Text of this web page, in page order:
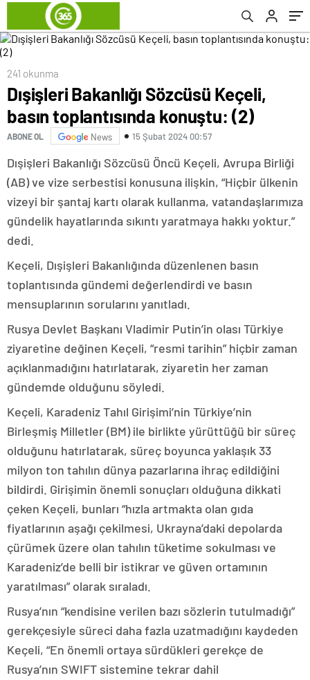
241 okunma
Dışişleri Bakanlığı Sözcüsü Keçeli,
basın toplantısında konuştu: (2)
ABONE OL News 15 Şubat 2024 00:57
Dışişleri Bakanlığı Sözcüsü Öncü Keçeli, Avrupa Birliği
(AB) ve vize serbestisi konusuna ilişkin, “Hiçbir ülkenin
vizeyi bir şantaj kartı olarak kullanma, vatandaşlarımıza
gündelik hayatlarında sıkıntı yaratmaya hakkı yoktur.”
dedi.
Keçeli, Dışişleri Bakanlığında düzenlenen basın
toplantısında gündemi değerlendirdi ve basın
mensuplarının sorularını yanıtladı.
Rusya Devlet Başkanı Vladimir Putin’in olası Türkiye
ziyaretine değinen Keçeli, “resmi tarihin” hiçbir zaman
açıklanmadığını hatırlatarak, ziyaretin her zaman
gündemde olduğunu söyledi.
Keçeli, Karadeniz Tahıl Girişimi’nin Türkiye’nin
Birleşmiş Milletler (BM) ile birlikte yürüttüğü bir süreç
olduğunu hatırlatarak, süreç boyunca yaklaşık 33
milyon ton tahılın dünya pazarlarına ihraç edildiğini
bildirdi. Girişimin önemli sonuçları olduğuna dikkati
çeken Keçeli, bunları “hızla artmakta olan gıda
fiyatlarının aşağı çekilmesi, Ukrayna’daki depolarda
çürümek üzere olan tahılın tüketime sokulması ve
Karadeniz’de belli bir istikrar ve güven ortamının
yaratılması” olarak sıraladı.
Rusya’nın “kendisine verilen bazı sözlerin tutulmadığı”
gerekçesiyle süreci daha fazla uzatmadığını kaydeden
Keçeli, “En önemli ortaya sürdükleri gerekçe de
Rusya’nın SWIFT sistemine tekrar dahil